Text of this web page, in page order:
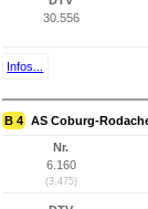
30.556
Infos...
B 4 AS Coburg-
Nr.
6.160
(3.475)